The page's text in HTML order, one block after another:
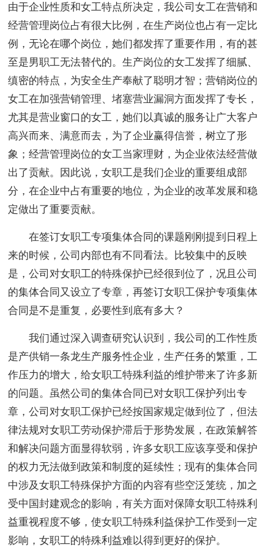
由于企业性质和女工特点所决定，我公司女工在营销和
经营管理岗位占有很大比例，在生产岗位也占有一定比
例，无论在哪个岗位，她们都发挥了重要作用，有的甚
至是男职工无法替代的。生产岗位的女工发挥了细腻、
缜密的特点，为安全生产奉献了聪明才智；营销岗位的
女工在加强营销管理、堵塞营业漏洞方面发挥了专长，
尤其是营业窗口的女工，她们以真诚的服务让广大客户
高兴而来、满意而去，为了企业赢得信誉，树立了形
象；经营管理岗位的女工当家理财，为企业依法经营做
出了贡献。因此说，女职工是我们企业的重要组成部
分，在企业中占有重要的地位，为企业的改革发展和稳
定做出了重要贡献。
在签订女职工专项集体合同的课题刚刚提到日程上
来的时候，公司内部也有不同看法。比较集中的反映
是，公司对女职工的特殊保护已经很到位了，况且公司
的集体合同又设立了专章，再签订女职工保护专项集体
合同是不是重复，必要性到底有多大？
我们通过深入调查研究认识到，我公司的工作性质
是产供销一条龙生产服务性企业，生产任务的繁重，工
作压力的增大，给女职工特殊利益的维护带来了许多新
的问题。虽然公司的集体合同已对女职工保护列出专
章，公司对女职工保护已经按国家规定做到位了，但法
律法规对女职工劳动保护滞后于形势发展，在政策解答
和解决问题方面显得软弱，许多女职工应该享受和保护
的权力无法做到政策和制度的延续性；现有的集体合同
中涉及女职工特殊保护方面的内容有些空泛笼统，加之
受中国封建观念的影响，有关方面对保障女职工特殊利
益重视程度不够，使女职工特殊利益保护工作受到一定
影响，女职工的特殊利益难以得到更好的保护。